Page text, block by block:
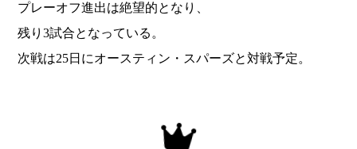
プレーオフ進出は絶望的となり、
残り3試合となっている。
次戦は25日にオースティン・スパーズと対戦予定。